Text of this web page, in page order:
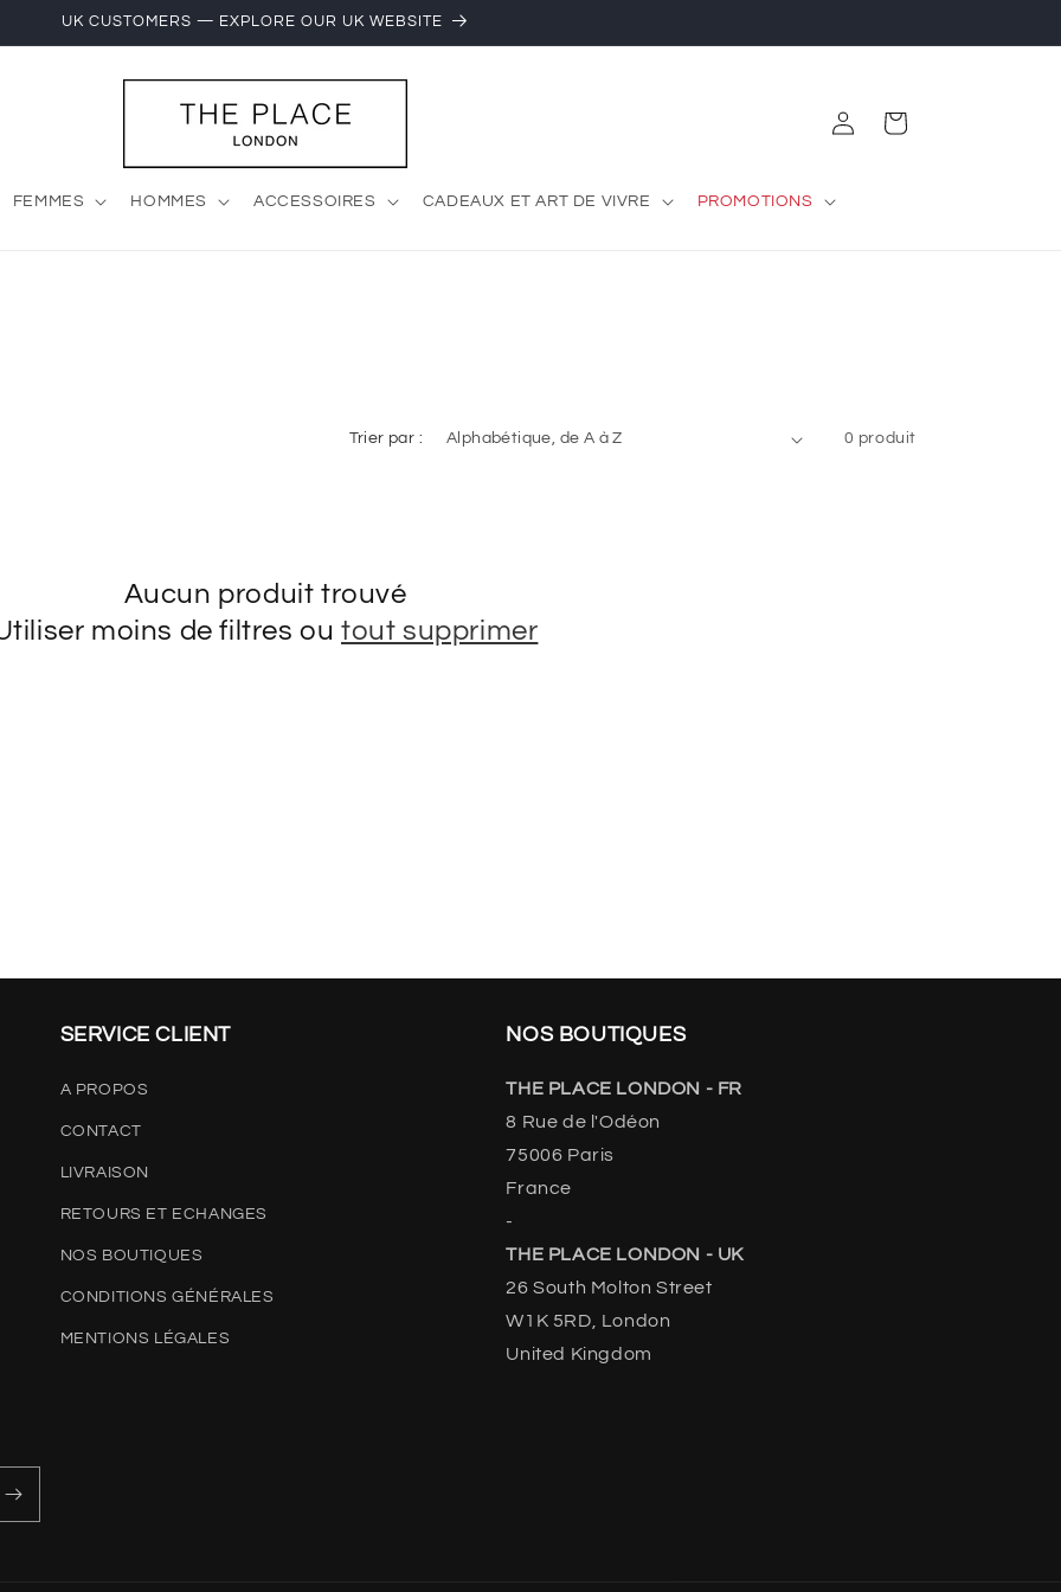
UK CUSTOMERS — EXPLORE OUR UK WEBSITE
FEMMES HOMMES ACCESSOIRES CADEAUX ET ART DE VIVRE PROMOTIONS
ConnexionPanier
Trier par : 0 produit
Aucun produit trouvé
moins de filtres ou tout supprimer
SERVICE CLIENT
A PROPOS
CONTACT
LIVRAISON
RETOURS ET ECHANGES
NOS BOUTIQUES
CONDITIONS GÉNÉRALES
MENTIONS LÉGALES
NOS BOUTIQUES
THE PLACE LONDON - FR
8 Rue de l'Odéon
75006 Paris
France
-
THE PLACE LONDON - UK
26 South Molton Street
W1K 5RD, London
United Kingdom